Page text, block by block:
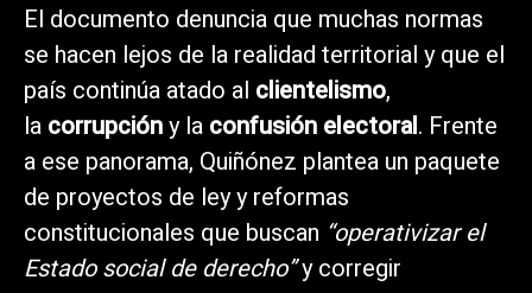
El documento denuncia que muchas normas
se hacen lejos de la realidad territorial y que el
país continúa atado al clientelismo,
la corrupcióny la confusión electoral. Frente
a ese panorama, Quiñónez plantea un paquete
de proyectos de ley y reformas
constitucionales que buscan “operativizar el
Estado social de derecho”y corregir